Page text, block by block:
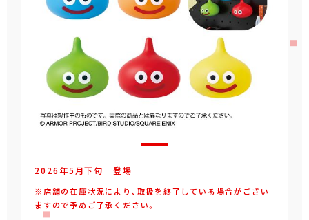
2026年5 月下旬 登場
※店舗の在庫状況により、取扱を終了している場合がござい
ますので予めご了承ください。